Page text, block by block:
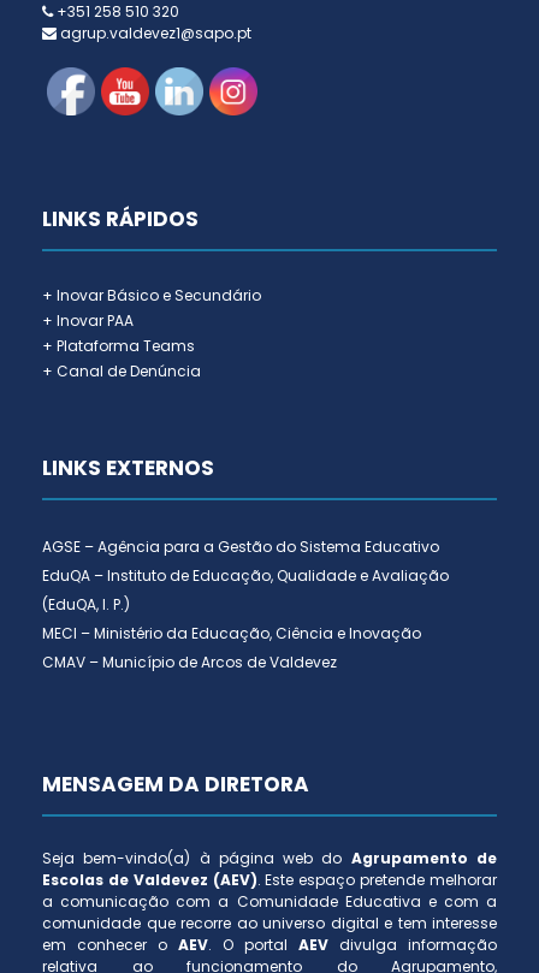
+351 258 510 320
agrup.valdevez1@sapo.pt
LINKS RÁPIDOS
+ Inovar Básico e Secundário
+ Inovar PAA
+ Plataforma Teams
+ Canal de Denúncia
LINKS EXTERNOS
AGSE – Agência para a Gestão do Sistema Educativo
EduQA – Instituto de Educação, Qualidade e Avaliação
(EduQA, I. P.)
MECI – Ministério da Educação, Ciência e Inovação
CMAV – Município de Arcos de Valdevez
MENSAGEM DA DIRETORA
Seja bem-vindo(a) à página web do Agrupamento de
Escolas de Valdevez (AEV). Este espaço pretende melhorar
a comunicação com a Comunidade Educativa e com a
comunidade que recorre ao universo digital e tem interesse
em conhecer o AEV. O portal AEV divulga informação
relativa ao funcionamento do Agrupamento,